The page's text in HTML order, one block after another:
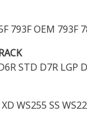
793F OEM 793F
STD D7R LGP
WS255 SS